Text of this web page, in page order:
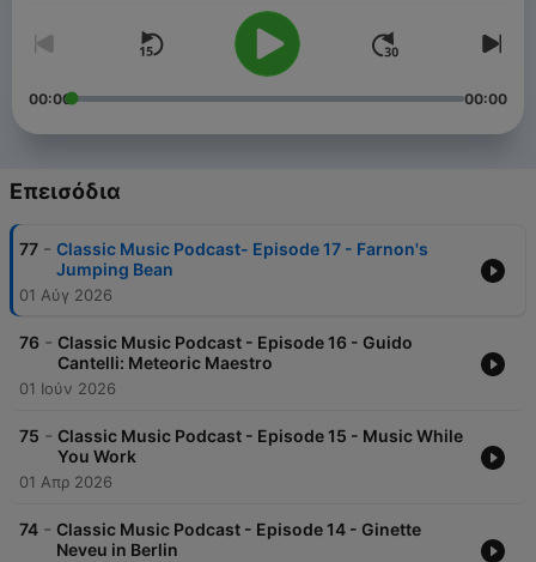
00:00 00:00
Επεισόδια
77 - Classic Music Podcast- Episode 17 - Farnon's
Jumping Bean
01 Αύγ 2026
76 - Classic Music Podcast - Episode 16 - Guido
Cantelli: Meteoric Maestro
01 Ιούν 2026
75 - Classic Music Podcast - Episode 15 - Music While
You Work
01 Απρ 2026
74 - Classic Music Podcast - Episode 14 - Ginette
Neveu in Berlin